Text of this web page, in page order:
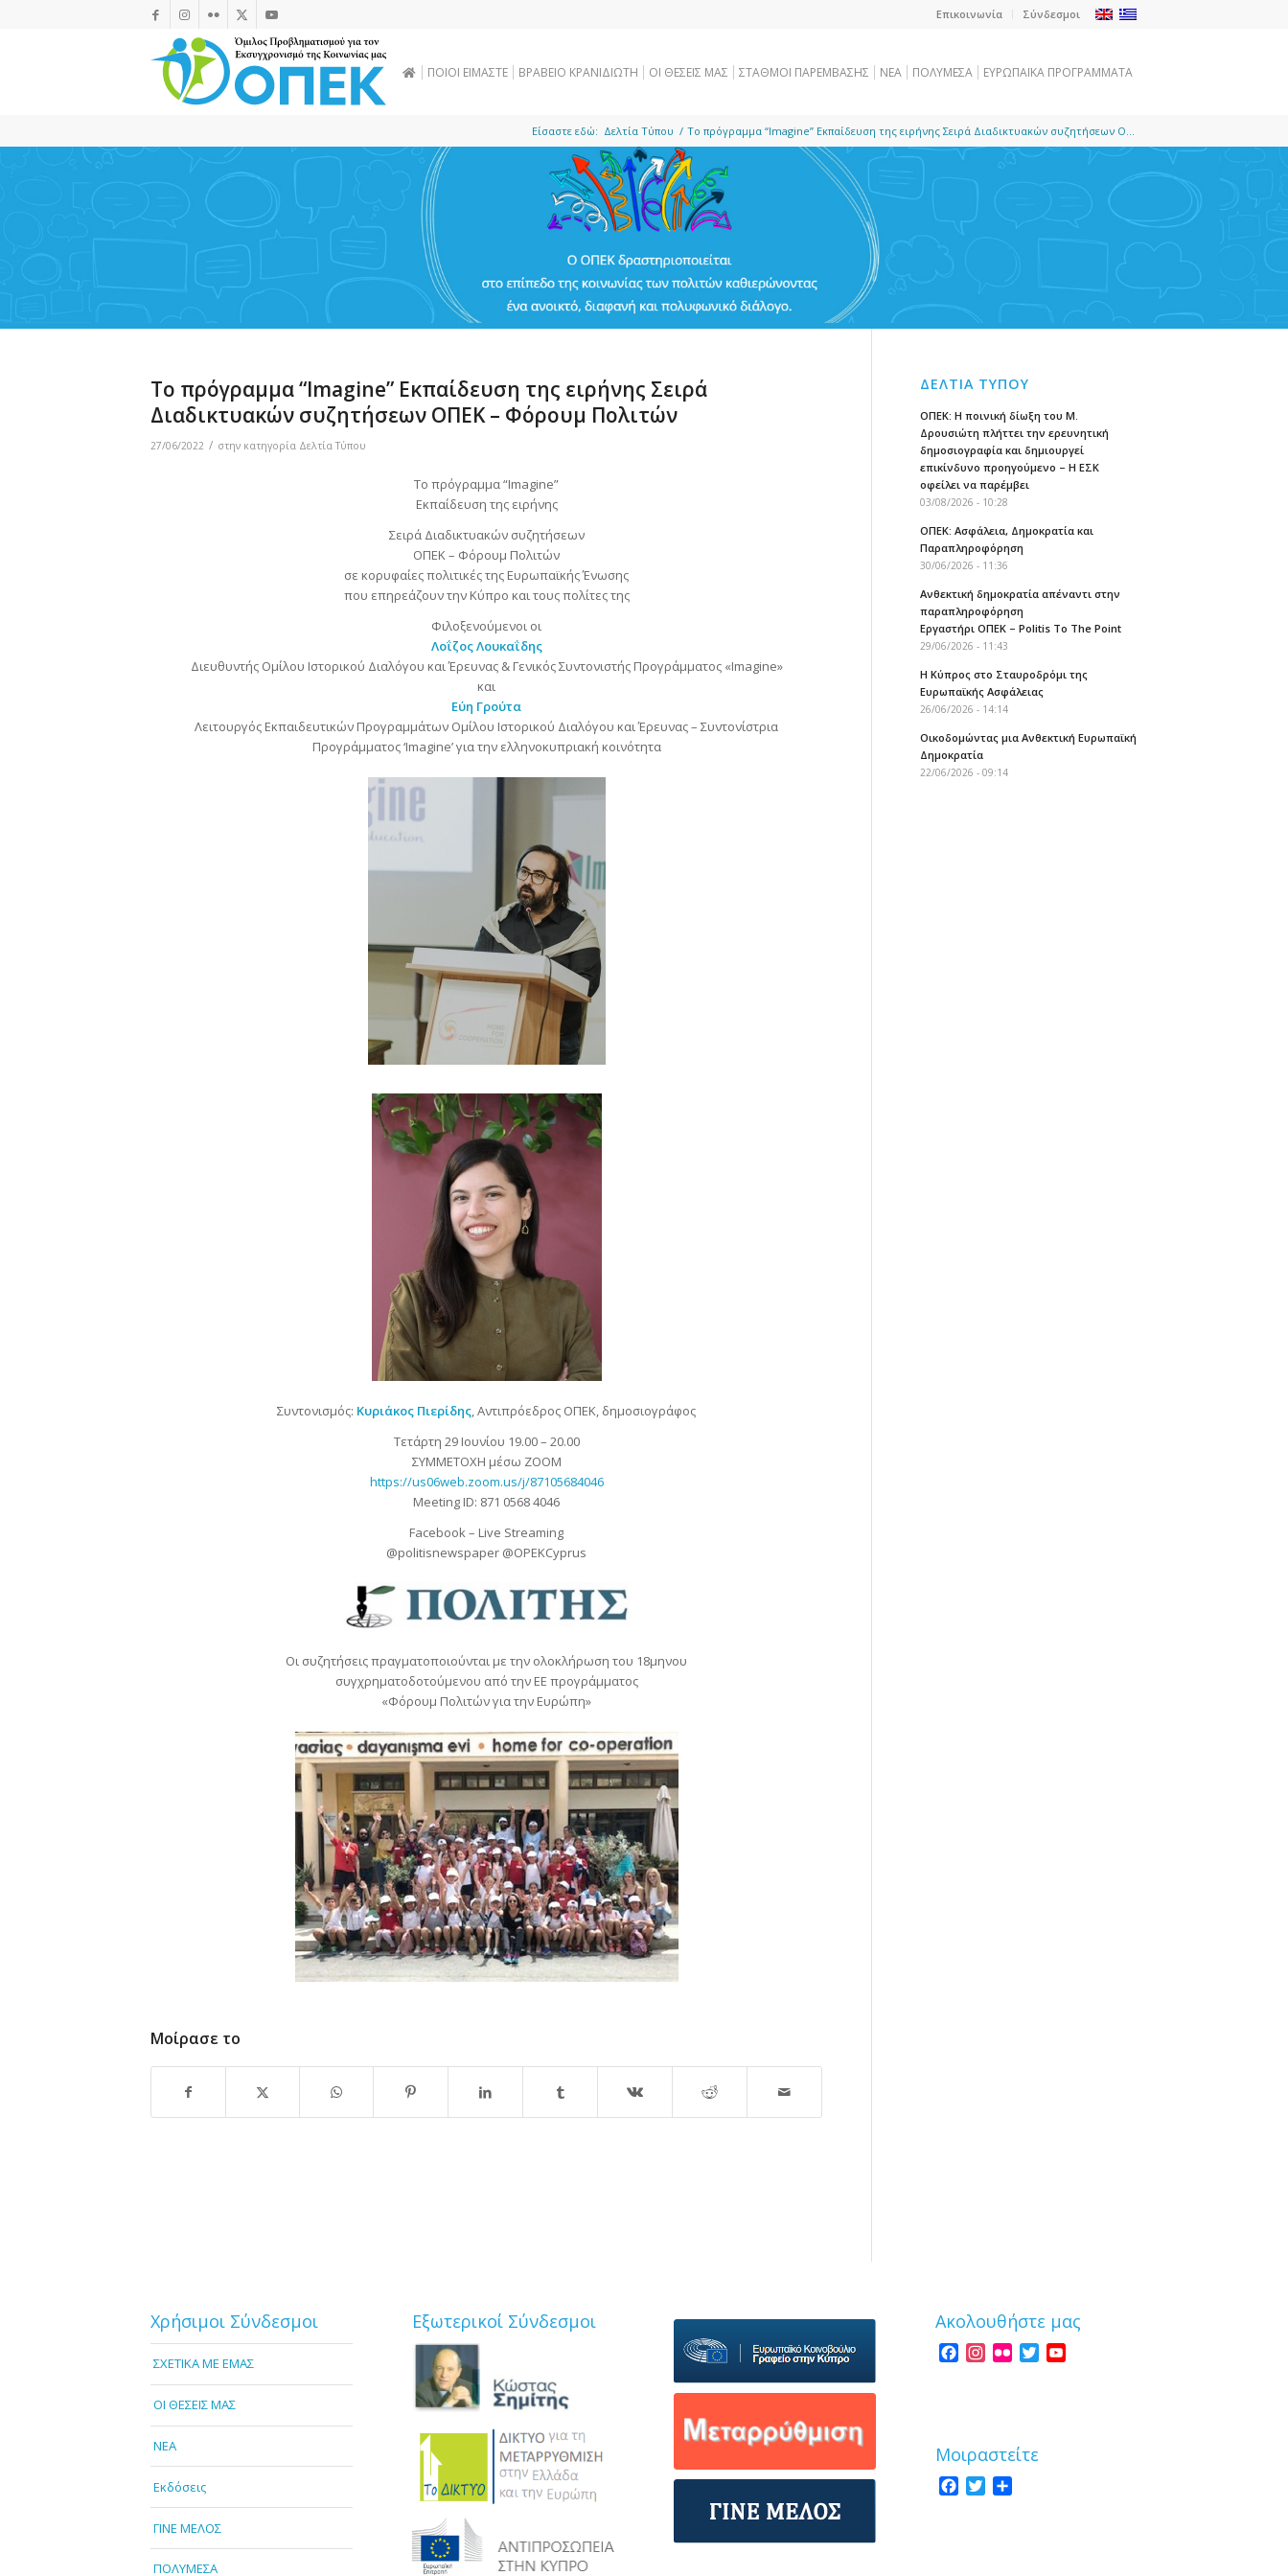
Επικοινωνία Σύνδεσμοι
ΠΟΙΟΙ ΕΙΜΑΣΤΕ ΒΡΑΒΕΙΟ ΚΡΑΝΙΔΙΩΤΗ OI ΘΕΣΕΙΣ ΜΑΣ ΣΤΑΘΜΟΙ ΠΑΡΕΜΒΑΣΗΣ NEA ΠΟΛΥΜΕΣΑ ΕΥΡΩΠΑΪΚΑ ΠΡΟΓΡΑΜΜΑΤΑ
Είσαστε εδώ: Δελτία Τύπου / To πρόγραμμα “Imagine” Eκπαίδευση της ειρήνης Σειρά Διαδικτυακών συζητήσεων Ο...
To πρόγραμμα “Imagine” Eκπαίδευση της ειρήνης Σειρά
Διαδικτυακών συζητήσεων ΟΠΕΚ – Φόρουμ Πολιτών
27/06/2022 / στην κατηγορία Δελτία Τύπου
To πρόγραμμα “Imagine”
Eκπαίδευση της ειρήνης
Σειρά Διαδικτυακών συζητήσεων
ΟΠΕΚ – Φόρουμ Πολιτών
σε κορυφαίες πολιτικές της Ευρωπαϊκής Ένωσης
που επηρεάζουν την Κύπρο και τους πολίτες της
Φιλοξενούμενοι οι
Λοΐζος Λουκαΐδης
Διευθυντής Ομίλου Ιστορικού Διαλόγου και Έρευνας & Γενικός Συντονιστής Προγράμματος «Imagine»
και
Εύη Γρούτα
Λειτουργός Εκπαιδευτικών Προγραμμάτων Ομίλου Ιστορικού Διαλόγου και Έρευνας – Συντονίστρια
Προγράμματος ‘Imagine’ για την ελληνοκυπριακή κοινότητα
Συντονισμός: Κυριάκος Πιερίδης, Αντιπρόεδρος ΟΠΕΚ, δημοσιογράφος
Τετάρτη 29 Ιουνίου 19.00 – 20.00
ΣΥΜΜΕΤΟΧΗ μέσω ZOOM
https://us06web.zoom.us/j/87105684046
Meeting ID: 871 0568 4046
Facebook – Live Streaming
@politisnewspaper @OPEKCyprus
Οι συζητήσεις πραγματοποιούνται με την ολοκλήρωση του 18μηνου
συγχρηματοδοτούμενου από την ΕΕ προγράμματος
«Φόρουμ Πολιτών για την Ευρώπη»
Μοίρασε το
ΔΕΛΤΙΑ ΤΥΠΟΥ
ΟΠΕΚ: Η ποινική δίωξη του Μ.
Δρουσιώτη πλήττει την ερευνητική
δημοσιογραφία και δημιουργεί
επικίνδυνο προηγούμενο – Η ΕΣΚ
οφείλει να παρέμβει
03/08/2026 - 10:28
ΟΠΕΚ: Ασφάλεια, Δημοκρατία και
Παραπληροφόρηση
30/06/2026 - 11:36
Ανθεκτική δημοκρατία απέναντι στην
παραπληροφόρηση
Εργαστήρι ΟΠΕΚ – Politis To The Point
29/06/2026 - 11:43
Η Κύπρος στο Σταυροδρόμι της
Ευρωπαϊκής Ασφάλειας
26/06/2026 - 14:14
Οικοδομώντας μια Ανθεκτική Ευρωπαϊκή
Δημοκρατία
22/06/2026 - 09:14
Χρήσιμοι Σύνδεσμοι
ΣΧΕΤΙΚΑ ΜΕ ΕΜΑΣ
OI ΘΕΣΕΙΣ ΜΑΣ
NEA
Εκδόσεις
ΓΙΝΕ ΜΕΛΟΣ
ΠΟΛΥΜΕΣΑ
Εξωτερικοί Σύνδεσμοι Ακολουθήστε μας
Facebook
Instagram
Flickr Twitter
Μοιραστείτε
Facebook
Twitter